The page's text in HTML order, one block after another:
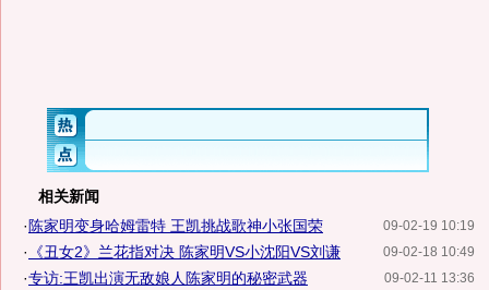
相关新闻
09-02-19 10:19
· 陈家明变身哈姆雷特 王凯挑战歌神小张国荣
09-02-18 10:49
· 《丑女2》兰花指对决 陈家明VS小沈阳VS刘谦
09-02-11 13:36
·专访:王凯出演无敌娘人陈家明的秘密武器